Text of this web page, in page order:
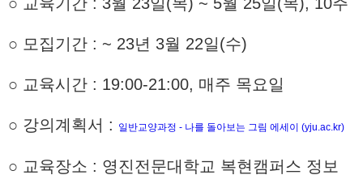
○ 모집기간 : ~ 23년 3월 22일(수)
○ 교육시간 : 19:00-21:00, 매주 목요일
○ 강의계획서 : 일반교양과정 - 나를 돌아보는 그림 에세이 (yju.ac.kr)
○ 교육장소 : 영진전문대학교 복현캠퍼스 정보